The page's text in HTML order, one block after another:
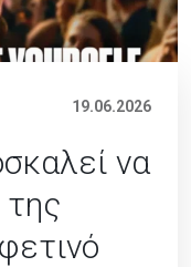
19.06.2026
να